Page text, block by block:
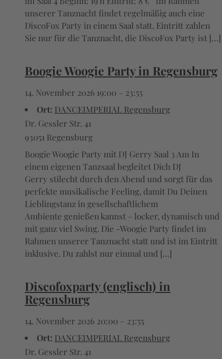
unserer Tanznacht findet regelmäßig auch eine
DiscoFox Party in einem Saal statt. Eintritt zahlen
Sie nur für die Tanznacht, die DiscoFox Party ist […]
Boogie Woogie Party in Regensburg
14. November 2026 19:00 – 23:55
Ort: DANCEIMPERIAL Regensburg
Dr. Gessler Str. 41
93051 Regensburg
Boogie Woogie Party mit DJ Gerry Saal 3 Am In
einem eigenen Tanzsaal begleitet Dich DJ
Gerry stilecht durch den Abend und sorgt für das
perfekte musikalische Feeling, damit Du Deinen
Lieblingstanz in gesellschaftlichem
Ambiente genießen kannst – locker, dynamisch und
mit ganz viel Swing. Die -Woogie Party findet im
Rahmen unserer Tanznacht statt und ist im Eintritt
inklusive. Du zahlst nur einmal und […]
Discofoxparty (englisch) in
Regensburg
14. November 2026 20:00 – 23:55
Ort: DANCEIMPERIAL Regensburg
Dr. Gessler Str. 41